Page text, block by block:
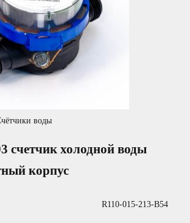
воды
счетчик холодной воды
корпус
R110-015-213-B54